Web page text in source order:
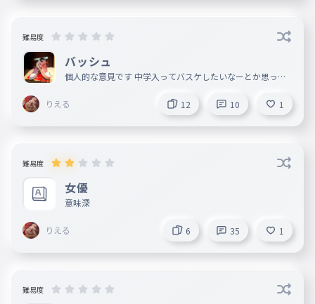
難易度
バッシュ
個人的な意見です 中学入ってバスケしたいなーとか思って
りま日本人やったら最初はasics履こう
りえる 12 10 1
難易度
女優
意味深
りえる 6 35 1
難易度